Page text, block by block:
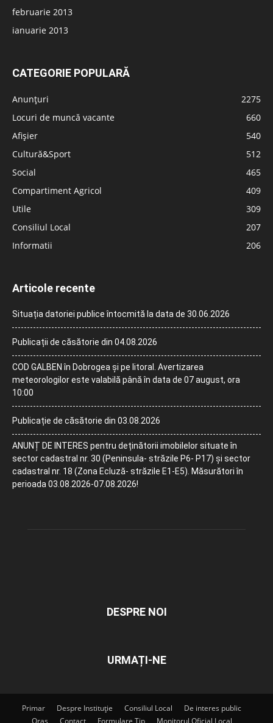
februarie 2013
ianuarie 2013
CATEGORIE POPULARĂ
Anunțuri
2275
Locuri de muncă vacante
660
Afișier
540
Cultură&Sport
512
Social
465
Compartiment Agricol
409
Utile
309
Consiliul Local
207
Informatii
206
Articole recente
Situația datoriei publice întocmită la data de 30.06.2026
Publicații de căsătorie din 04.08.2026
COD GALBEN în Dobrogea și pe litoral. Avertizarea
meteorologilor este valabilă până în data de 07 august, ora
10:00
Publicație de căsătorie din 03.08.2026
ANUNȚ DE INTERES pentru deținătorii imobilelor situate în
sector cadastral nr. 30 (Peninsula- străzile P6- P17) și sector
cadastral nr. 18 (Zona Ecluză- străzile E1-E5). Măsurători în
perioada 03.08.2026-07.08.2026!
DESPRE NOI
URMAȚI-NE
Primar Despre Instituție Consiliul Local
De interes public
Oraș
Contact Formulare Tip Monitorul Oficial Local